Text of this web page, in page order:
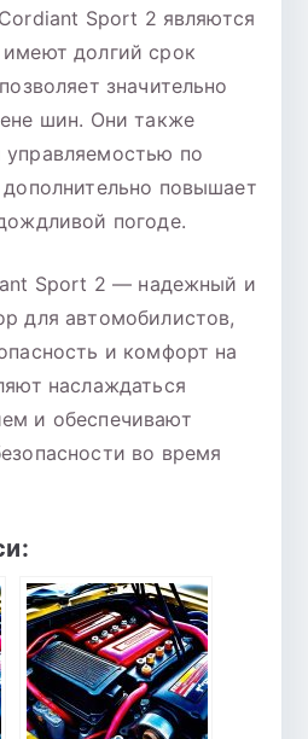
Sport 2 являются
долгий срок
значительно
шин. Они также
по
повышает
погоде.
Sport 2 — надежный и
для автомобилистов,
и комфорт на
наслаждаться
и обеспечивают
во время